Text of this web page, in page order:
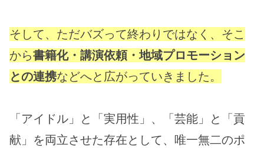
そして、ただバズって終わりではなく、そこ
から書籍化・講演依頼・地域プロモーション
との連携などへと広がっていきました。
「アイドル」と「実用性」、「芸能」と「貢
献」を両立させた存在として、唯一無二のポ